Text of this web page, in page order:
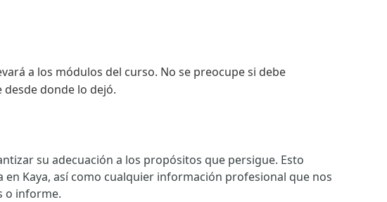
a los módulos del curso. No se preocupe si debe
donde lo dejó.
su adecuación a los propósitos que persigue. Esto
Kaya, así como cualquier información profesional que nos
o informe.